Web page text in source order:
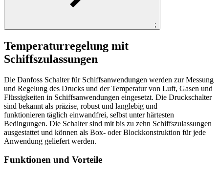
;
Temperaturregelung mit
Schiffszulassungen
Die Danfoss Schalter für Schiffsanwendungen werden zur Messung
und Regelung des Drucks und der Temperatur von Luft, Gasen und
Flüssigkeiten in Schiffsanwendungen eingesetzt. Die Druckschalter
sind bekannt als präzise, robust und langlebig und
funktionieren täglich einwandfrei, selbst unter härtesten
Bedingungen. Die Schalter sind mit bis zu zehn Schiffszulassungen
ausgestattet und können als Box- oder Blockkonstruktion für jede
Anwendung geliefert werden.
Funktionen und Vorteile